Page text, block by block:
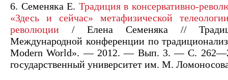
6. Семеняка Е. Традиция в консервативно-
«Здесь и сейчас» метафизической
революции / Елена Семеняка //
Международной конференции по
Modern World». — 2012. — Вып. 3. — С.
государственный университет им. М.